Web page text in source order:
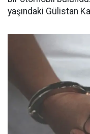
yaşındaki Gülistan